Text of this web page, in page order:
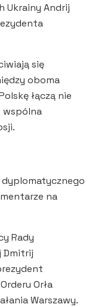
Ukrainy Andrij
się
oboma
łączą nie
na
Rady
Dmitrij
Orła
Warszawy.